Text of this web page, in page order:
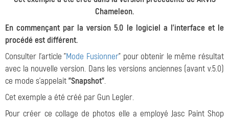
Chameleon.
En commençant par la version 5.0 le logiciel a l'interface et le
procédé est différent.
Consulter l'article "Mode Fusionner" pour obtenir le même résultat
avec la nouvelle version. Dans les versions anciennes (avant v.5.0)
ce mode s'appelait"Snapshot".
Cet exemple a été créé par Gun Legler.
Pour créer ce collage de photos elle a employé Jasc Paint Shop